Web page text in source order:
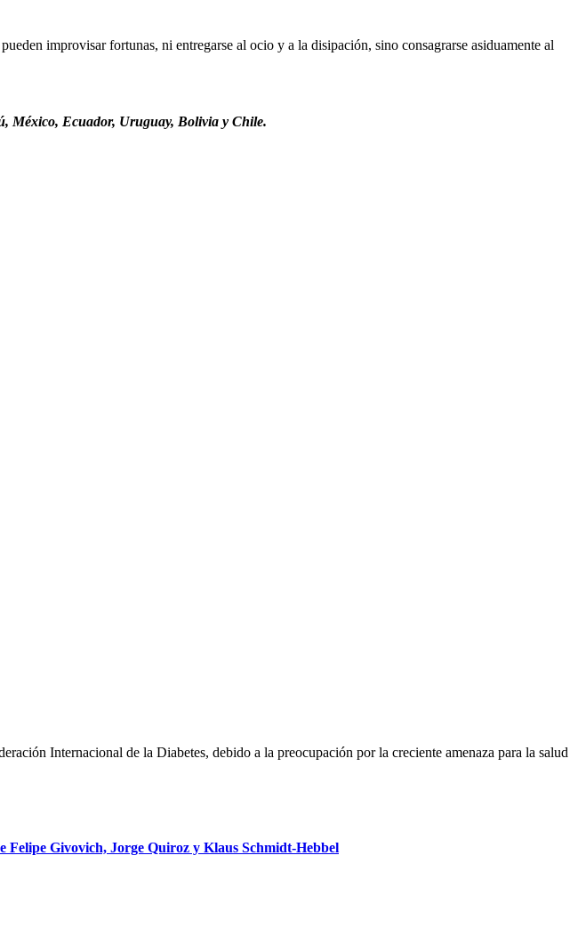
improvisar fortunas, ni entregarse al ocio y a la disipación, sino consagrarse asiduamente al
México, Ecuador, Uruguay, Bolivia y Chile.
Internacional de la Diabetes, debido a la preocupación por la creciente amenaza para la salud
Givovich, Jorge Quiroz y Klaus Schmidt-Hebbel